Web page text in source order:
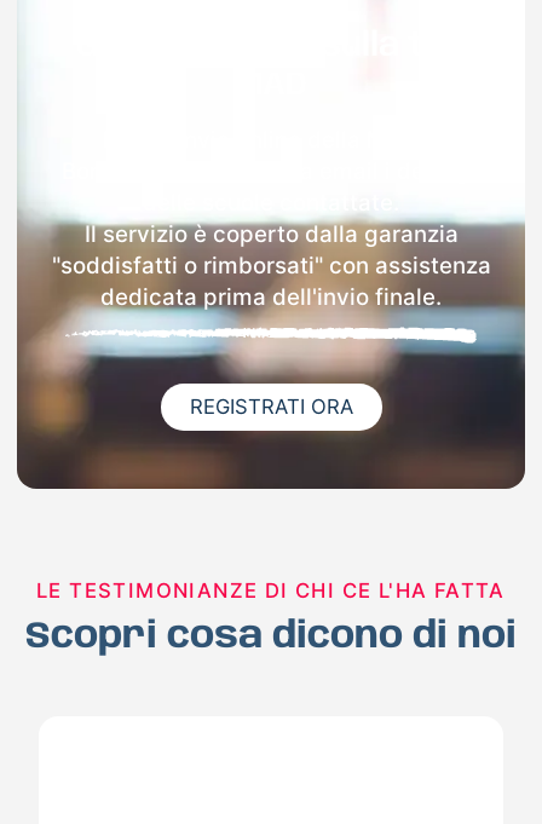
Il servizio è coperto dalla garanzia
"soddisfatti o rimborsati" con assistenza
dedicata prima dell'invio finale.
REGISTRATI ORA
LE TESTIMONIANZE DI CHI CE L'HA FATTA
Scopri cosa dicono di noi